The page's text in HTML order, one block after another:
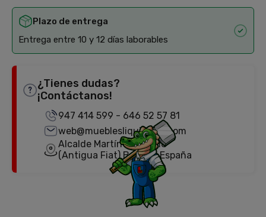
Plazo de entrega
Entrega entre 10 y 12 días laborables
¿Tienes dudas?
¡Contáctanos!
947 414 599 - 646 52 57 81
web@mueblesliquidator.com
Alcalde Martín Cobos, 18
(Antigua Fiat) Burgos, España